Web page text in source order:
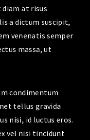
at risus
a dictum suscipit,
venenatis semper
massa, ut
condimentum
tellus gravida
nisi, id luctus eros.
vel nisi tincidunt